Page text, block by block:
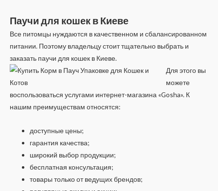
Паучи для кошек в Киеве
Все питомцы нуждаются в качественном и сбалансированном
питании. Поэтому владельцу стоит тщательно выбрать и
заказать паучи для кошек в Киеве.
Для этого вы
можете
воспользоваться услугами интернет-магазина «Gosha». К
нашим преимуществам относятся:
доступные цены;
гарантия качества;
широкий выбор продукции;
бесплатная консультация;
товары только от ведущих брендов;